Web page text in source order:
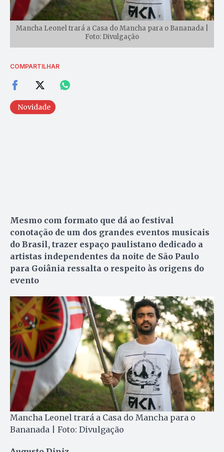
Mancha Leonel trará a Casa do Mancha para o Bananada |
Foto: Divulgação
COMPARTILHAR
Novidade
Mesmo com formato que dá ao festival
conotação de um dos grandes eventos musicais
do Brasil, trazer espaço paulistano dedicado a
artistas independentes da noite de São Paulo
para Goiânia ressalta o respeito às origens do
evento
Mancha Leonel trará a Casa do Mancha para o
Bananada | Foto: Divulgação